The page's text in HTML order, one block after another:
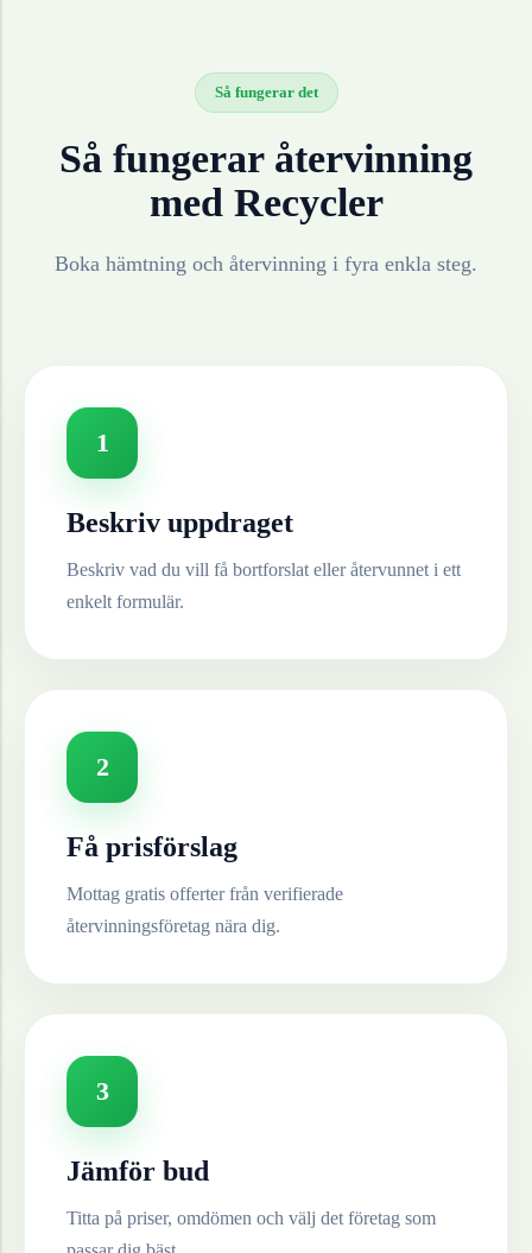
Så fungerar det
Så fungerar återvinning
med Recycler
Boka hämtning och återvinning i fyra enkla steg.
1
Beskriv uppdraget
Beskriv vad du vill få bortforslat eller återvunnet i ett
enkelt formulär.
2
Få prisförslag
Mottag gratis offerter från verifierade
återvinningsföretag nära dig.
3
Jämför bud
Titta på priser, omdömen och välj det företag som